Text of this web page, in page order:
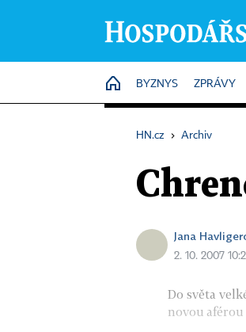
HOME
BYZNYS ZPRÁVY
HN.cz › Archiv
Jana
2. 10. 2007
Do světa
novou aférou